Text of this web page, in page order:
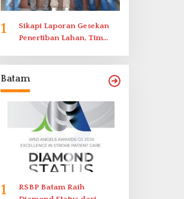
1
Sikapi Laporan Gesekan
Penertiban Lahan, Tim
Batam
1
RSBP Batam Raih